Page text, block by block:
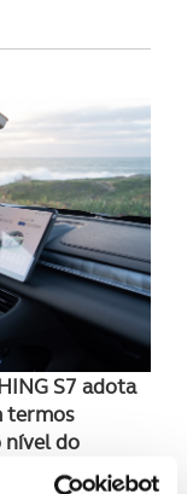
S7 adota
termos
nível do
a melhor